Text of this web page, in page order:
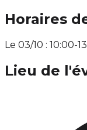
Horaires
Le 03/10 : 10:00-
Lieu de